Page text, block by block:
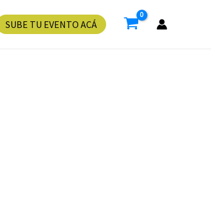
SUBE TU EVENTO ACÁ